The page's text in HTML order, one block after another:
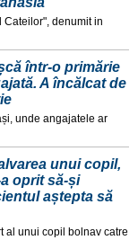
Cateilor", denumit in
într-o primărie
A încălcat de
unde angajatele ar
unui copil,
oprit să-și
aștepta să
al unui copil bolnav catre